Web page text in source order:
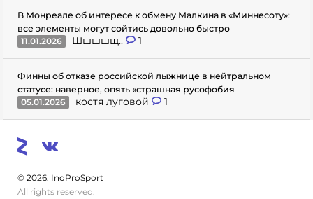
В Монреале об интересе к обмену Малкина в «Миннесоту»:
все элементы могут сойтись довольно быстро
11.01.2026
Шшшшщ.. 1
Финны об отказе российской лыжнице в нейтральном
статусе: наверное, опять «страшная русофобия
05.01.2026
костя луговой 1
© 2026. InoProSport
All rights reserved.